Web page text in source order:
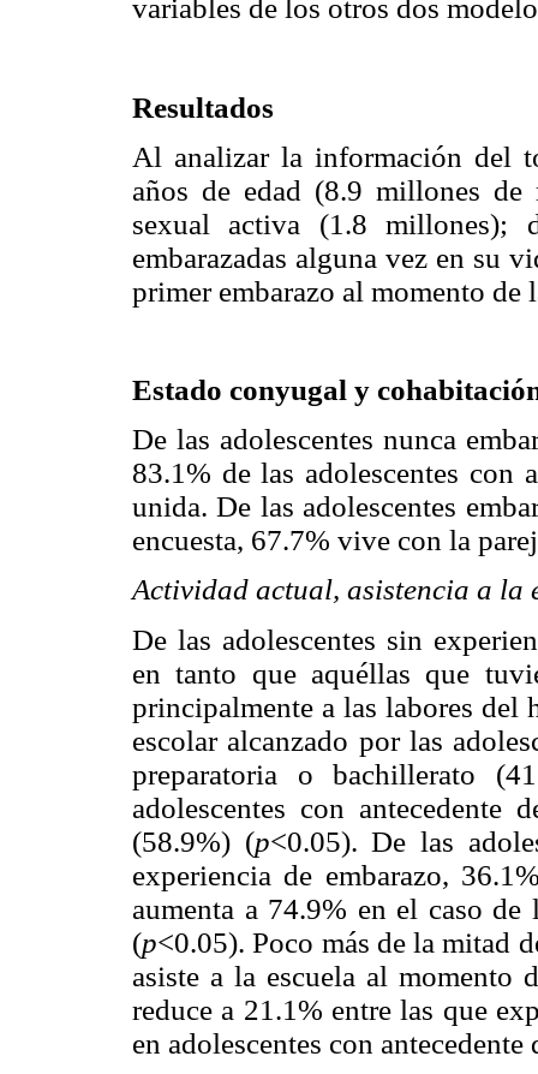
variables de los otros dos
Resultados
Al analizar la información del
años de edad (8.9 millones de
sexual activa (1.8 millones);
embarazadas alguna vez en su
primer embarazo al momento de
Estado conyugal y
De las adolescentes nunca
83.1% de las adolescentes con
unida. De las adolescentes
encuesta, 67.7% vive con la
Actividad actual, asistencia a la
De las adolescentes sin
en tanto que aquéllas que
principalmente a las labores del
escolar alcanzado por las
preparatoria o bachillerato
adolescentes con antecedente
(58.9%) (p<0.05). De las
experiencia de embarazo,
aumenta a 74.9% en el caso
(p<0.05). Poco más de la mitad
asiste a la escuela al momento
reduce a 21.1% entre las que
en adolescentes con antecedente